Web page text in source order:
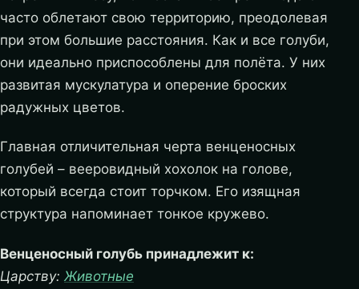
часто облетают свою территорию, преодолевая
при этом большие расстояния. Как и все голуби,
они идеально приспособлены для полёта. У них
развитая мускулатура и оперение броских
радужных цветов.
Главная отличительная черта венценосных
голубей – вееровидный хохолок на голове,
который всегда стоит торчком. Его изящная
структура напоминает тонкое кружево.
Венценосный голубь принадлежит к:
Царству: Животные